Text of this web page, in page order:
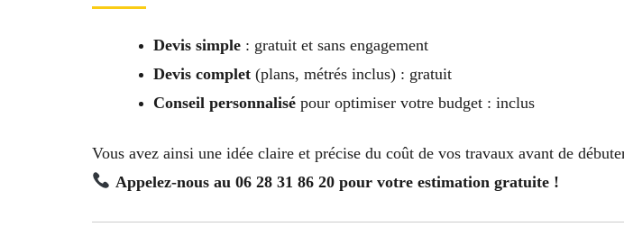
Devis simple : gratuit et sans engagement
Devis complet (plans, métrés inclus) : gratuit
Conseil personnalisé pour optimiser votre budget : inclus
Vous avez ainsi une idée claire et précise du coût de vos travaux avant de
Appelez-nous au 06 28 31 86 20 pour votre estimation gratuite !